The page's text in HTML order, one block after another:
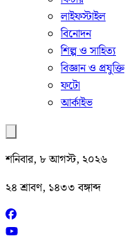
লাইফস্টাইল
বিনোদন
শিল্প ও সাহিত্য
বিজ্ঞান ও প্রযুক্তি
ফটো
আর্কাইভ
শনিবার, ৮ আগস্ট, ২০২৬
২৪ শ্রাবণ, ১৪৩৩ বঙ্গাব্দ